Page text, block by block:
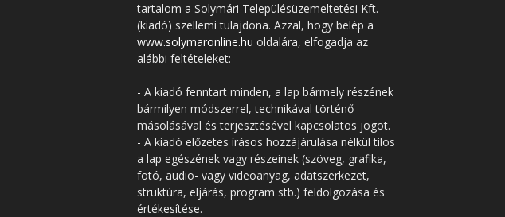
tartalom a Solymári Településüzemeltetési Kft.
(kiadó) szellemi tulajdona. Azzal, hogy belép a
www.solymaronline.hu oldalára, elfogadja az
alábbi feltételeket:
- A kiadó fenntart minden, a lap bármely részének
bármilyen módszerrel, technikával történő
másolásával és terjesztésével kapcsolatos jogot.
- A kiadó előzetes írásos hozzájárulása nélkül tilos
a lap egészének vagy részeinek (szöveg, grafika,
fotó, audio- vagy videoanyag, adatszerkezet,
struktúra, eljárás, program stb.) feldolgozása és
értékesítése.